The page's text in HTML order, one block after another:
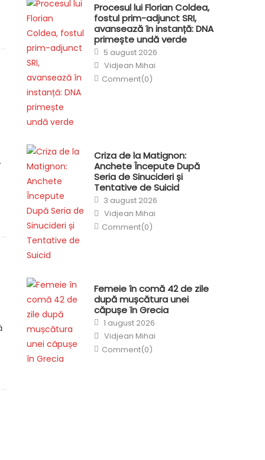
Procesul lui Florian Coldea,
fostul prim-adjunct SRI,
avansează în instanță: DNA
primește undă verde
Posted
on
5 august 2026
Author
Vidjean Mihai
Comment(0)
Criza de la Matignon:
Anchete Începute După
Seria de Sinucideri și
Tentative de Suicid
Posted
on
3 august 2026
Author
Vidjean Mihai
Comment(0)
Femeie în comă 42 de zile
după mușcătura unei
căpușe în Grecia
Posted
on
1 august 2026
Author
Vidjean Mihai
Comment(0)